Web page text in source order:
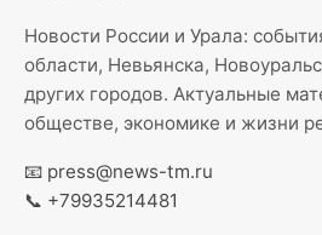
Новости России и Урала:
области, Невьянска,
других городов. Актуальные
обществе, экономике и жизни
📧 press@news-tm.ru
📞 +79935214481